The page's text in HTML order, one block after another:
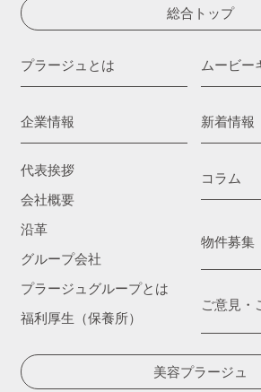
総合トップ
プラージュとは
企業情報
代表挨拶
会社概要
沿革
グループ会社
プラージュグループとは
福利厚生（保養所）
ムービー
新着情報
コラム
物件募集
ご意見・
美容プラージュ